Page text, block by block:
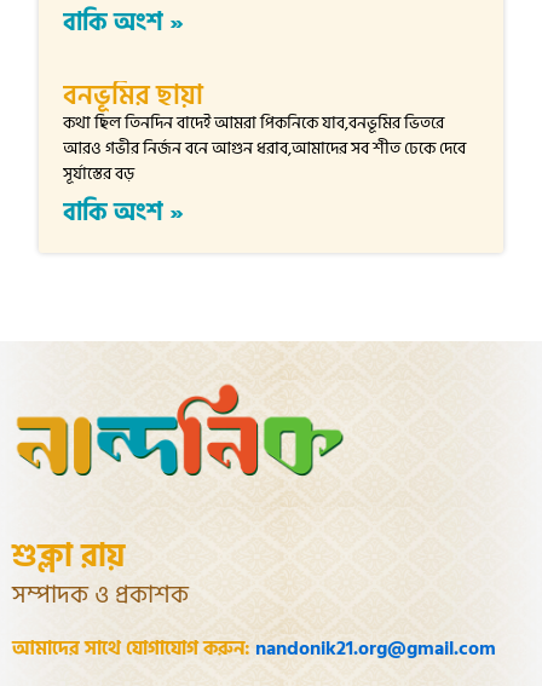
বাকি অংশ »
বনভূমির ছায়া
কথা ছিল তিনদিন বাদেই আমরা পিকনিকে যাব,বনভূমির ভিতরে
আরও গভীর নির্জন বনে আগুন ধরাব,আমাদের সব শীত ঢেকে দেবে
সূর্যাস্তের বড়
বাকি অংশ »
শুক্লা রায়
সম্পাদক ও প্রকাশক
আমাদের সাথে যোগাযোগ করুন: nandonik21.org@gmail.com